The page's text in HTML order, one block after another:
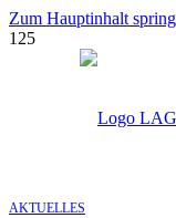
Zum Hauptinhalt
AKTUELLES